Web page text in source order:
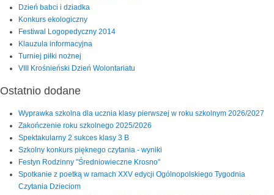
Dzień babci i dziadka
Konkurs ekologiczny
Festiwal Logopedyczny 2014
Klauzula informacyjna
Turniej piłki nożnej
VIII Krośnieński Dzień Wolontariatu
Ostatnio dodane
Wyprawka szkolna dla ucznia klasy pierwszej w roku szkolnym 2026/2027
Zakończenie roku szkolnego 2025/2026
Spektakularny 2 sukces klasy 3 B
Szkolny konkurs pięknego czytania - wyniki
Festyn Rodzinny "Średniowieczne Krosno"
Spotkanie z poetką w ramach XXV edycji Ogólnopolskiego Tygodnia
Czytania Dzieciom